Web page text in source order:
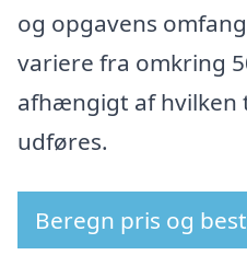
og opgavens
variere fra omkring
afhængigt af hvilken
udføres.
Beregn pris og